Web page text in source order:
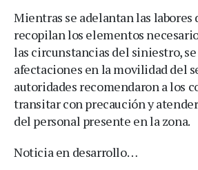
Mientras se adelantan las labores
recopilan los elementos
las circunstancias del siniestro,
afectaciones en la movilidad del
autoridades recomendaron a los
transitar con precaución y
del personal presente en la zona.
Noticia en desarrollo…